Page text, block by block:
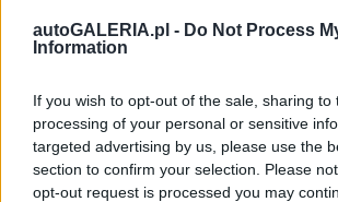
autoGALERIA.pl - Do Not Process
Information
If you wish to opt-out of the sale, sharing to
processing of your personal or sensitive
targeted advertising by us, please use the
section to confirm your selection. Please
opt-out request is processed you may